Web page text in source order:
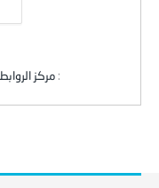
مركز
Copyright © 2023مركز